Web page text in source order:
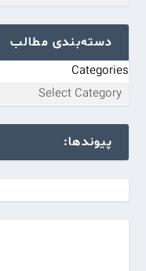
دسته‌بندی مطالب
Categories
پیوندها: